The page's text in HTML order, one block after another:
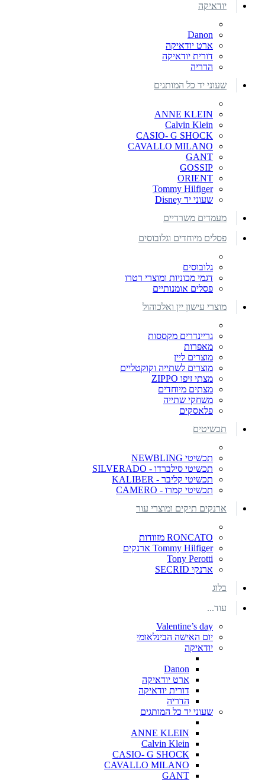
יודאיקה
Danon
ארט יודאיקה
דורית יודאיקה
הדריה
שעוני יד כל המותגים
ANNE KLEIN
Calvin Klein
CASIO- G SHOCK
CAVALLO MILANO
GANT
GOSSIP
ORIENT
Tommy Hilfiger
שעוני יד Disney
מעמדים משרדיים
פסלים מיוחדים וגלובוסים
גלובוסים
דגמי מכוניות ומוצרי רטרו
פסלים אומנותיים
מוצרי עישון יין ואלכוהול
גריינדרים מקססות
מאפרות
מוצרים ליין
מוצרים לשתייה וקוקטליים
מצתי זיפו ZIPPO
מצתים מיוחדים
משחקי שתייה
פלאסקים
תכשיטים
תכשיטי NEWBLING
תכשיטי סילברדו - SILVERADO
תכשיטי קליבר - KALIBER
תכשיטי קמרו - CAMERO
ארנקים תיקים ומוצרי עור
RONCATO מזוודות
Tommy Hilfiger ארנקים
Tony Perotti
ארנקי SECRID
בלוג
עוד...
Valentine’s day
יום האישה הבינלאומי
יודאיקה
Danon
ארט יודאיקה
דורית יודאיקה
הדריה
שעוני יד כל המותגים
ANNE KLEIN
Calvin Klein
CASIO- G SHOCK
CAVALLO MILANO
GANT